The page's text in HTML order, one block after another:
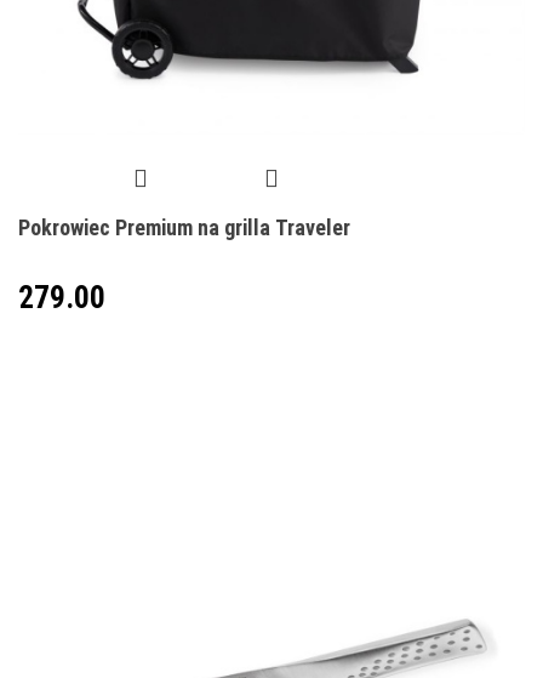
Pokrowiec Premium na grilla Traveler
279.00